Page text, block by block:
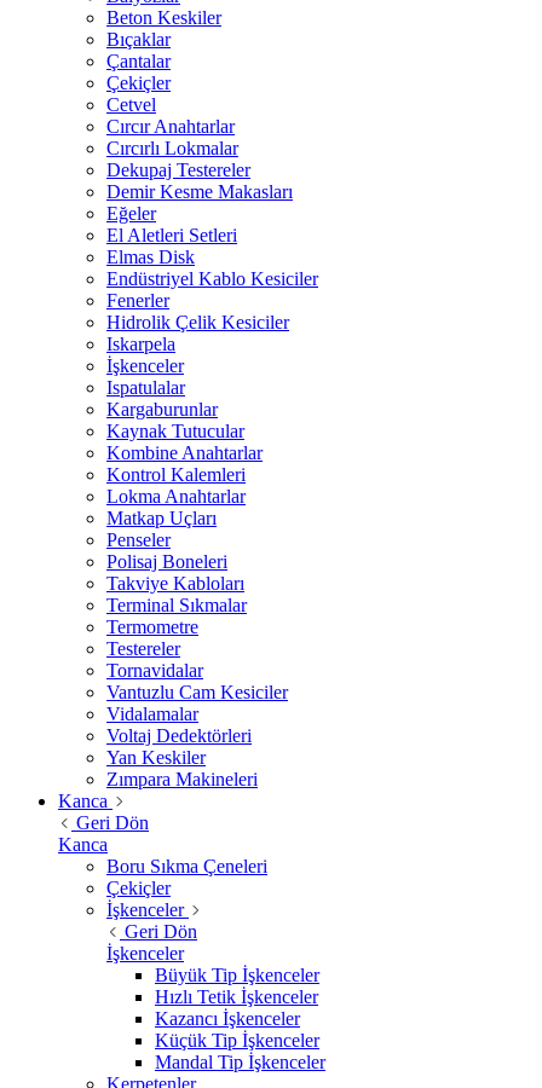
Beton Keskiler
Bıçaklar
Çantalar
Çekiçler
Cetvel
Cırcır Anahtarlar
Cırcırlı Lokmalar
Dekupaj Testereler
Demir Kesme Makasları
Eğeler
El Aletleri Setleri
Elmas Disk
Endüstriyel Kablo Kesiciler
Fenerler
Hidrolik Çelik Kesiciler
Iskarpela
İşkenceler
Ispatulalar
Kargaburunlar
Kaynak Tutucular
Kombine Anahtarlar
Kontrol Kalemleri
Lokma Anahtarlar
Matkap Uçları
Penseler
Polisaj Boneleri
Takviye Kabloları
Terminal Sıkmalar
Termometre
Testereler
Tornavidalar
Vantuzlu Cam Kesiciler
Vidalamalar
Voltaj Dedektörleri
Yan Keskiler
Zımpara Makineleri
Kanca
Geri Dön
Kanca
Boru Sıkma Çeneleri
Çekiçler
İşkenceler
Geri Dön
İşkenceler
Büyük Tip İşkenceler
Hızlı Tetik İşkenceler
Kazancı İşkenceler
Küçük Tip İşkenceler
Mandal Tip İşkenceler
Kerpetenler